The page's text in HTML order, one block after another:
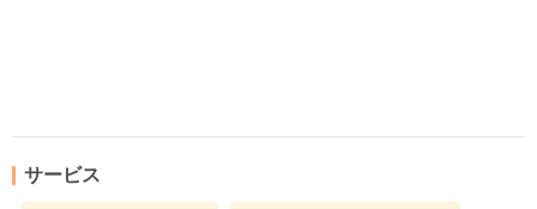
サービス